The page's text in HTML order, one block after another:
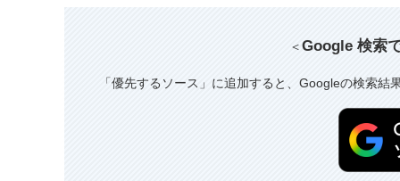
＜Google 検索
「優先するソース」に追加すると、Googleの検索